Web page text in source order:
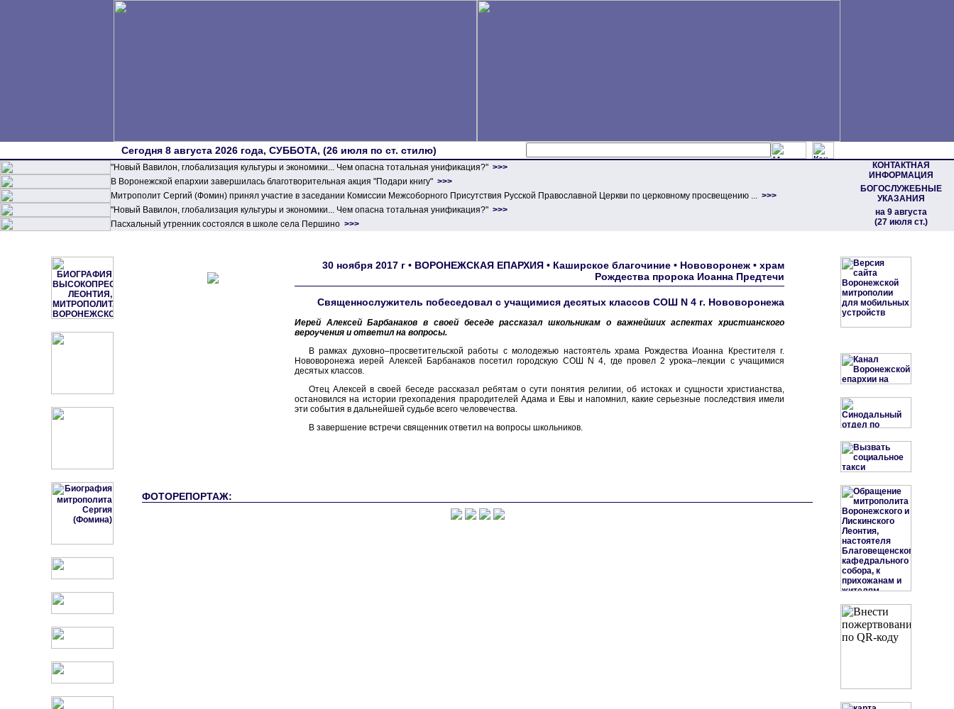
Сегодня 8 августа 2026 года, СУББОТА, (26 июля по ст. стилю)
"Новый Вавилон, глобализация культуры и экономики... Чем опасна тотальная унификация?" >>>
КОНТАКТНАЯ
ИНФОРМАЦИЯ
БОГОСЛУЖЕБНЫЕ
УКАЗАНИЯ
на 9 августа
(27 июля ст.)
В Воронежской епархии завершилась благотворительная акция "Подари книгу" >>>
Митрополит Сергий (Фомин) принял участие в заседании Комиссии Межсоборного Присутствия Русской Православной Церкви по церковному просвещению ... >>>
"Новый Вавилон, глобализация культуры и экономики... Чем опасна тотальная унификация?" >>>
Пасхальный утренник состоялся в школе села Першино >>>
30 ноября 2017 г • ВОРОНЕЖСКАЯ ЕПАРХИЯ • Каширское благочиние • Нововоронеж • храм
Рождества пророка Иоанна Предтечи
Священнослужитель побеседовал с учащимися десятых классов СОШ N 4 г. Нововоронежа
Иерей Алексей Барбанаков в своей беседе рассказал школьникам о важнейших аспектах христианского
вероучения и ответил на вопросы.
В рамках духовно–просветительской работы с молодежью настоятель храма Рождества Иоанна Крестителя г.
Нововоронежа иерей Алексей Барбанаков посетил городскую СОШ N 4, где провел 2 урока–лекции с учащимися
десятых классов.
Отец Алексей в своей беседе рассказал ребятам о сути понятия религии, об истоках и сущности христианства,
остановился на истории грехопадения прародителей Адама и Евы и напомнил, какие серьезные последствия имели
эти события в дальнейшей судьбе всего человечества.
В завершение встречи священник ответил на вопросы школьников.
ФОТОРЕПОРТАЖ: